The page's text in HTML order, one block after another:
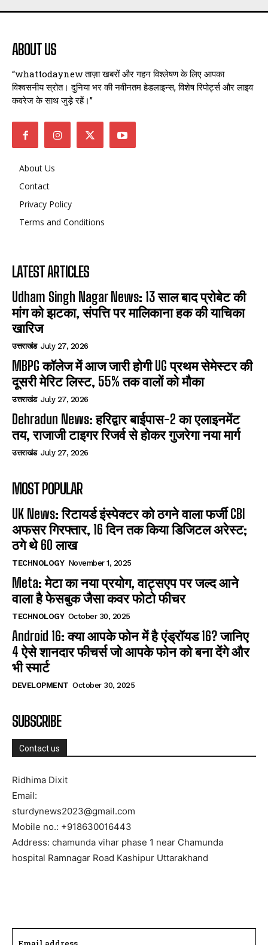
ABOUT US
“whattodaynew ताज़ा खबरों और गहन विश्लेषण के लिए आपका
विश्वसनीय स्रोत। दुनिया भर की नवीनतम हेडलाइन्स, विशेष रिपोर्ट्स और लाइव
कवरेज के साथ जुड़े रहें।”
About Us
Contact
Privacy Policy
Terms and Conditions
LATEST ARTICLES
Udham Singh Nagar News: 13 साल बाद प्रोबेट की
मांग को झटका, संपत्ति पर मालिकाना हक की याचिका
खारिज
उत्तराखंड July 27, 2026
MBPG कॉलेज में आज जारी होगी UG प्रथम सेमेस्टर की
दूसरी मेरिट लिस्ट, 55% तक वालों को मौका
उत्तराखंड July 27, 2026
Dehradun News: हरिद्वार बाईपास-2 का एलाइनमेंट
तय, राजाजी टाइगर रिजर्व से होकर गुजरेगा नया मार्ग
उत्तराखंड July 27, 2026
MOST POPULAR
UK News: रिटायर्ड इंस्पेक्टर को ठगने वाला फर्जी CBI
अफसर गिरफ्तार, 16 दिन तक किया डिजिटल अरेस्ट;
ठगे थे 60 लाख
TECHNOLOGY November 1, 2025
Meta: मेटा का नया प्रयोग, वाट्सएप पर जल्द आने
वाला है फेसबुक जैसा कवर फोटो फीचर
TECHNOLOGY October 30, 2025
Android 16: क्या आपके फोन में है एंड्रॉयड 16? जानिए
4 ऐसे शानदार फीचर्स जो आपके फोन को बना देंगे और
भी स्मार्ट
DEVELOPMENT October 30, 2025
SUBSCRIBE
Contact us
Ridhima Dixit
Email:
sturdynews2023@gmail.com
Mobile no.: +918630016443
Address: chamunda vihar phase 1 near Chamunda
hospital Ramnagar Road Kashipur Uttarakhand